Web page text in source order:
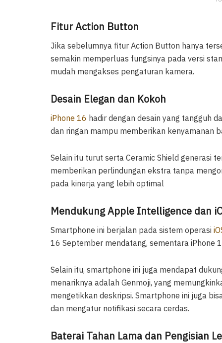
Fitur Action Button
Jika sebelumnya fitur Action Button hanya
semakin memperluas fungsinya pada versi
mudah mengakses pengaturan kamera.
Desain Elegan dan Kokoh
iPhone 16 hadir dengan desain yang tangguh
dan ringan mampu memberikan kenyamanan
Selain itu turut serta Ceramic Shield generasi
memberikan perlindungan ekstra tanpa
pada kinerja yang lebih optimal
Mendukung Apple Intelligence dan
Smartphone ini berjalan pada sistem operasi
16 September mendatang, sementara iPhone
Selain itu, smartphone ini juga mendapat
menariknya adalah Genmoji, yang
mengetikkan deskripsi. Smartphone ini juga
dan mengatur notifikasi secara cerdas.
Baterai Tahan Lama dan Pengisian